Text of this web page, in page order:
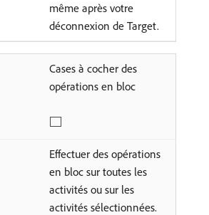
même après votre
déconnexion de Target.
Cases à cocher des
opérations en bloc
Effectuer des opérations
en bloc sur toutes les
activités ou sur les
activités sélectionnées.